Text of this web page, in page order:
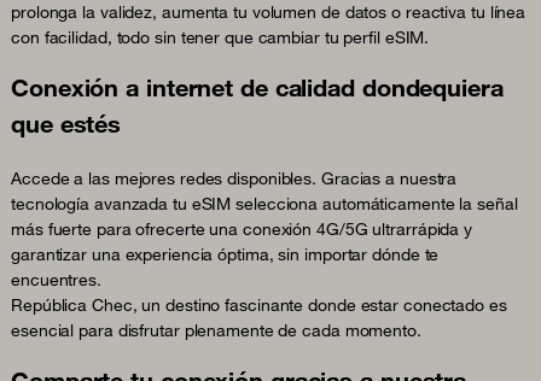
prolonga la validez, aumenta tu volumen de datos o reactiva tu línea
con facilidad, todo sin tener que cambiar tu perfil eSIM.
Conexión a internet de calidad dondequiera
que estés
Accede a las mejores redes disponibles. Gracias a nuestra
tecnología avanzada tu eSIM selecciona automáticamente la señal
más fuerte para ofrecerte una conexión 4G/5G ultrarrápida y
garantizar una experiencia óptima, sin importar dónde te
encuentres.
República Chec, un destino fascinante donde estar conectado es
esencial para disfrutar plenamente de cada momento.